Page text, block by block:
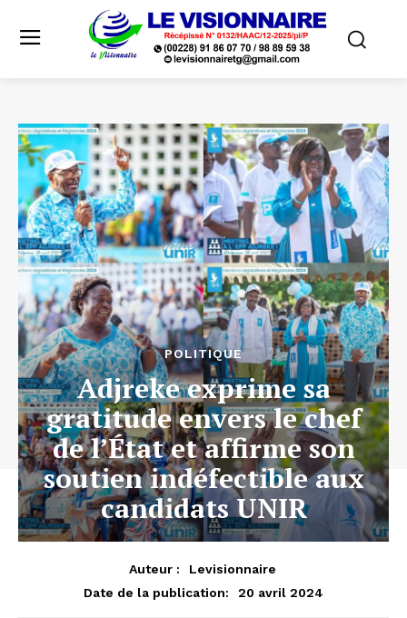
POLITIQUE
Adjreke exprime sa
gratitude envers le chef
de l’État et affirme son
soutien indéfectible aux
candidats UNIR
Auteur :
Levisionnaire
Date de la publication:
20 avril 2024